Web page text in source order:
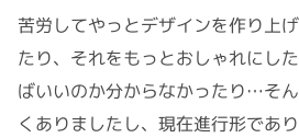
苦労してやっとデザインを作り上
たり、それをもっとおしゃれにし
ばいいのか分からなかったり…そ
くありましたし、現在進行形であり